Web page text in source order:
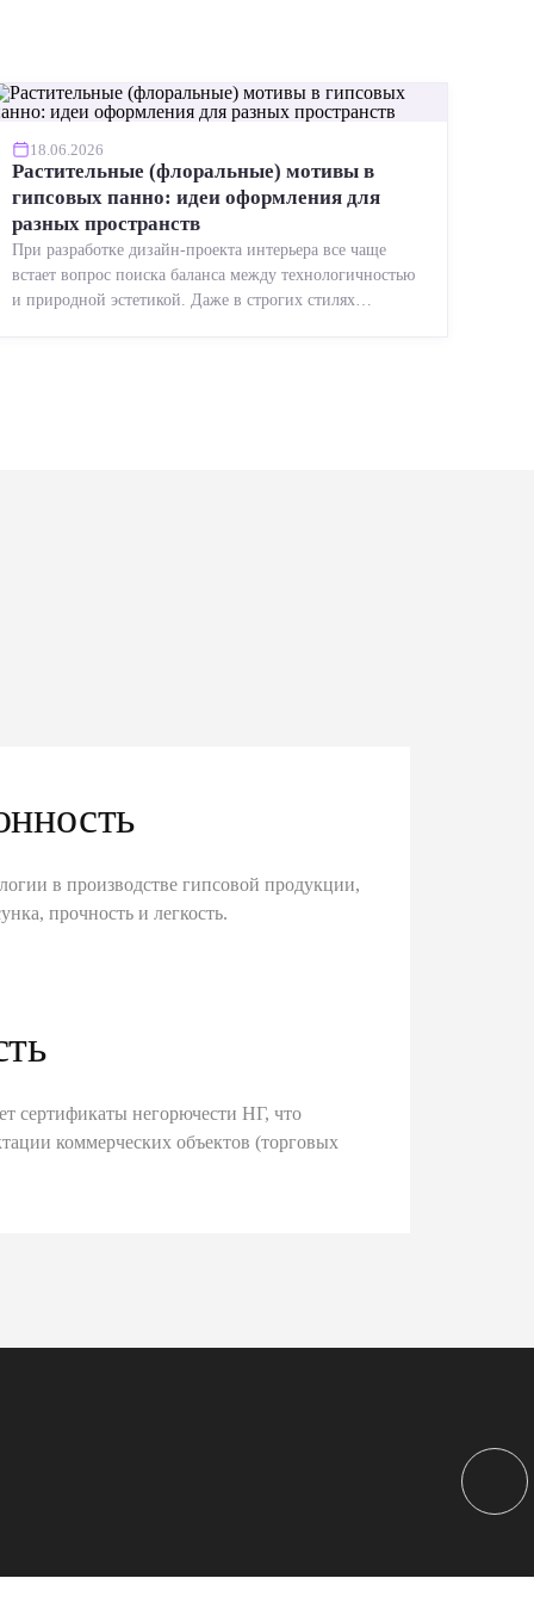
18.06.2026
Растительные (флоральные) мотивы в
гипсовых панно: идеи оформления для
разных пространств
При разработке дизайн-проекта интерьера все чаще
встает вопрос поиска баланса между технологичностью
и природной эстетикой. Даже в строгих стилях
в производстве гипсовой продукции,
прочность и легкость.
сертификаты негорючести НГ, что
коммерческих объектов (торговых